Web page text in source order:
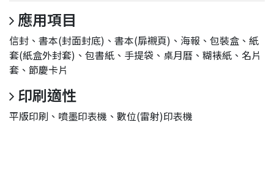
應用項目
信封、書本(封面封底)、書本(扉襯頁)、海報、包裝盒、紙
套(紙盒外封套)、包書紙、手提袋、桌月曆、糊裱紙、名片
套、節慶卡片
印刷適性
平版印刷、噴墨印表機、數位(雷射)印表機